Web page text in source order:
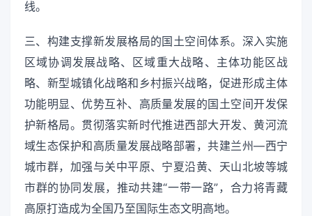
线。
三、构建支撑新发展格局的国土空间体系。深入实施
区域协调发展战略、区域重大战略、主体功能区战
略、新型城镇化战略和乡村振兴战略，促进形成主体
功能明显、优势互补、高质量发展的国土空间开发保
护新格局。贯彻落实新时代推进西部大开发、黄河流
域生态保护和高质量发展战略部署，共建兰州—西宁
城市群，加强与关中平原、宁夏沿黄、天山北坡等城
市群的协同发展，推动共建“一带一路”，合力将青藏
高原打造成为全国乃至国际生态文明高地。